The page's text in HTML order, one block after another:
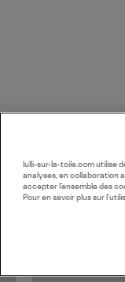
lulli-sur-la-toile.com utilise
analyses, en collaboration
accepter l’ensemble des
Pour en savoir plus sur